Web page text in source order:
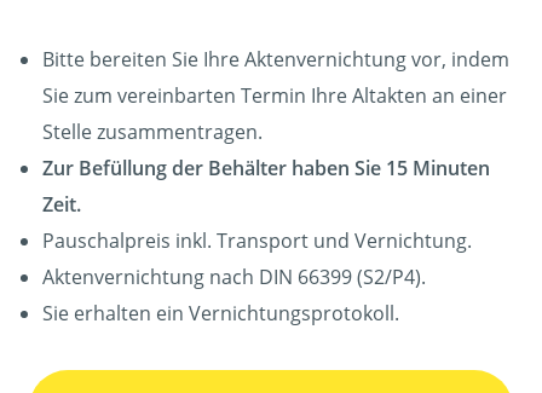
Bitte bereiten Sie Ihre Aktenvernichtung vor, indem
Sie zum vereinbarten Termin Ihre Altakten an einer
Stelle zusammentragen.
Zur Befüllung der Behälter haben Sie 15 Minuten
Zeit.
Pauschalpreis inkl. Transport und Vernichtung.
Aktenvernichtung nach DIN 66399 (S2/P4).
Sie erhalten ein Vernichtungsprotokoll.